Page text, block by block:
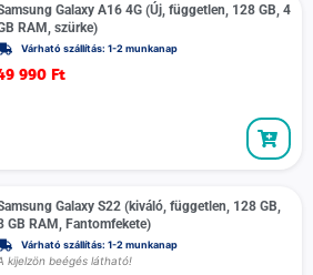
Galaxy A16 4G (Új, független, 128 GB, 4
RAM, szürke)
Várható szállítás: 1-2 munkanap
990 Ft
Galaxy S22 (kiváló, független, 128 GB,
GB RAM, Fantomfekete)
Várható szállítás: 1-2 munkanap
kijelzön beégés látható!